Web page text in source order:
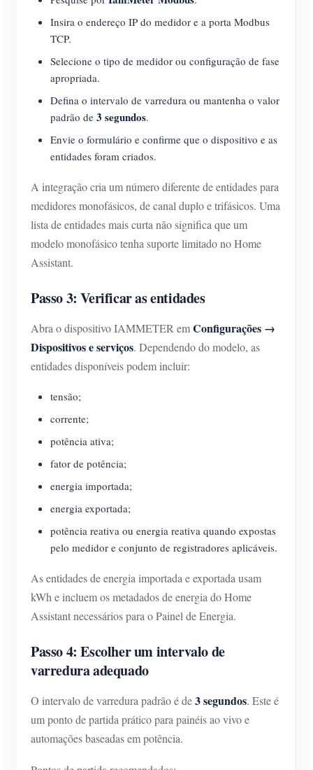
Insira o endereço IP do medidor e a porta Modbus
TCP.
Selecione o tipo de medidor ou configuração de fase
apropriada.
Defina o intervalo de varredura ou mantenha o valor
padrão de 3 segundos.
Envie o formulário e confirme que o dispositivo e as
entidades foram criados.
A integração cria um número diferente de entidades para
medidores monofásicos, de canal duplo e trifásicos. Uma
lista de entidades mais curta não significa que um
modelo monofásico tenha suporte limitado no Home
Assistant.
Passo 3: Verificar as entidades
Abra o dispositivo IAMMETER emConfigurações →
Dispositivos e serviços. Dependendo do modelo, as
entidades disponíveis podem incluir:
tensão;
corrente;
potência ativa;
fator de potência;
energia importada;
energia exportada;
potência reativa ou energia reativa quando expostas
pelo medidor e conjunto de registradores aplicáveis.
As entidades de energia importada e exportada usam
kWh e incluem os metadados de energia do Home
Assistant necessários para o Painel de Energia.
Passo 4: Escolher um intervalo de
varredura adequado
O intervalo de varredura padrão é de3 segundos. Este é
um ponto de partida prático para painéis ao vivo e
automações baseadas em potência.